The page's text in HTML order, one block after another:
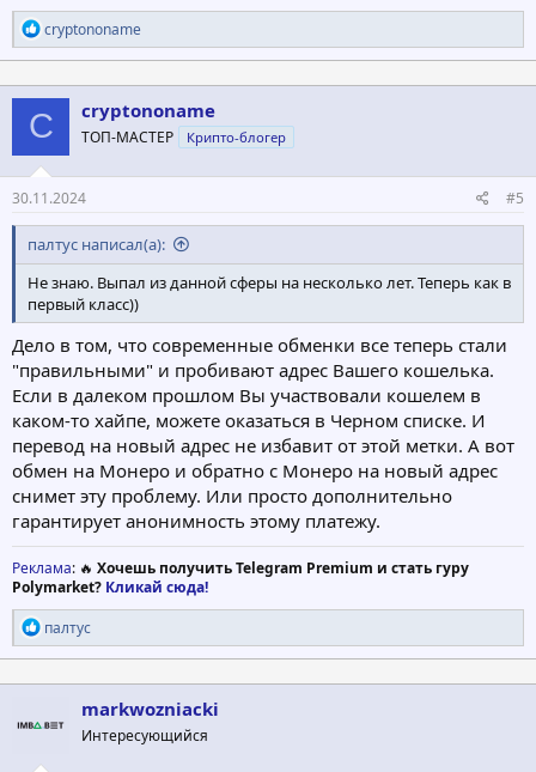
Р
е
а
к
ц
и
и
:
cryptononame
C cryptononame
ТОП-МАСТЕР Крипто-блогер
30.11.2024 #5
палтус написал(а):
Не знаю. Выпал из данной сферы на несколько лет. Теперь как в
первый класс))
Дело в том, что современные обменки все теперь стали
"правильными" и пробивают адрес Вашего кошелька.
Если в далеком прошлом Вы участвовали кошелем в
каком-то хайпе, можете оказаться в Черном списке. И
перевод на новый адрес не избавит от этой метки. А вот
обмен на Монеро и обратно с Монеро на новый адрес
снимет эту проблему. Или просто дополнительно
гарантирует анонимность этому платежу.
Реклама: 🔥 Хочешь получить Telegram Premium и стать гуру
Polymarket? Кликай сюда!
Р
е
а
к
и
палтус
markwozniacki
Интересующийся